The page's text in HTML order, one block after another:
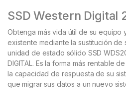
SSD Western Digital
Obtenga más vida útil de su equipo
existente mediante la sustitución
unidad de estado sólido SSD
DIGITAL. Es la forma más rentable
la capacidad de respuesta de su
que migrar sus datos a un nuevo